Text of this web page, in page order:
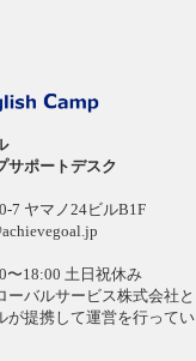
サポートデスク
7 ヤマノ24ビルB1F
〜18:00 土日祝休み
バルサービス株式会社と
が提携して運営を行ってい